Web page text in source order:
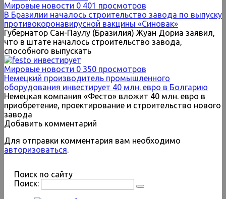
Мировые новости 0 401 просмотров
В Бразилии началось строительство завода по выпуску
противокоронавирусной вакцины «Синовак»
Губернатор Сан-Паулу (Бразилия) Жуан Дориа заявил,
что в штате началось строительство завода,
способного выпускать
Мировые новости 0 350 просмотров
Немецкий производитель промышленного
оборудования инвестирует 40 млн. евро в Болгарию
Немецкая компания «Фесто» вложит 40 млн. евро в
приобретение, проектирование и строительство нового
завода
Добавить комментарий
Для отправки комментария вам необходимо
авторизоваться.
Поиск по сайту
Поиск: